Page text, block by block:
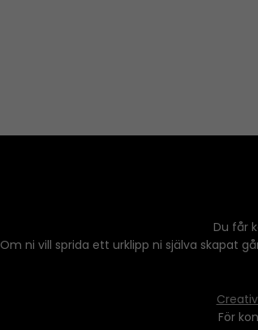
Du får
Om ni vill sprida ett urklipp ni själva skapat
För